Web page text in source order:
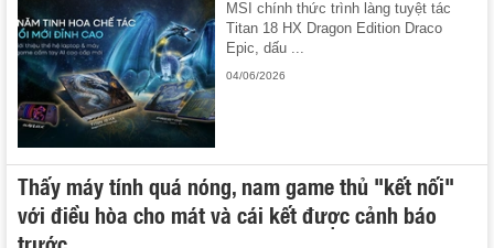
MSI chính thức trình làng tuyệt tác
Titan 18 HX Dragon Edition Draco
Epic, dấu ...
04/06/2026
Thấy máy tính quá nóng, nam game thủ "kết nối"
với điều hòa cho mát và cái kết được cảnh báo